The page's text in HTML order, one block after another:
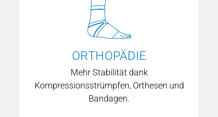
MASS-WANDERSCHUHE
mehr erfahren
ORTHOPÄDIE
Mehr Stabilität dank
Kompressionsstrümpfen, Orthesen und
Bandagen.